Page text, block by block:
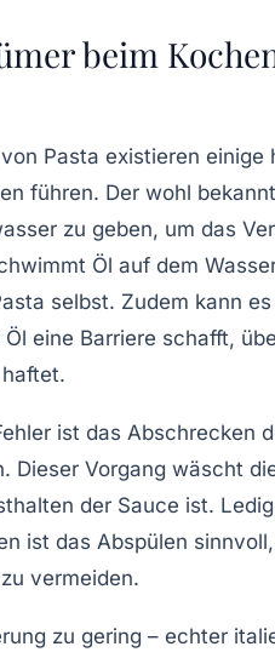
beim
Pasta existieren
führen. Der wohl
zu geben, um das
Öl auf dem
selbst. Zudem kann
eine Barriere schafft,
ist das Abschrecken
Dieser Vorgang wäscht
der Sauce ist.
ist das Abspülen
vermeiden.
zu gering – echter